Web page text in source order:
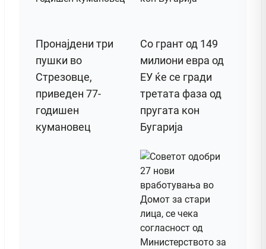
Пронајдени три
пушки во
Стрезовце,
приведен 77-
годишен
кумановец
Со грант од 149
милиони евра од
ЕУ ќе се гради
третата фаза од
пругата кон
Бугарија